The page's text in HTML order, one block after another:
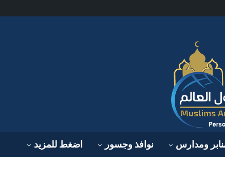
ومدارس نوافذ وجسور اضغط للمزيد